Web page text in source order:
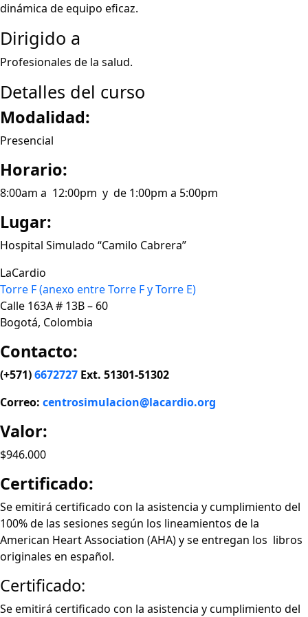
dinámica de equipo eficaz.
Dirigido a
Profesionales de la salud.
Detalles del curso
Modalidad:
Presencial
Horario:
8:00am a 12:00pm y de 1:00pm a 5:00pm
Lugar:
Hospital Simulado “Camilo Cabrera”
LaCardio
Torre F (anexo entre Torre F y Torre E)
Calle 163A # 13B – 60
Bogotá, Colombia
Contacto:
(+571)6672727 Ext. 51301-51302
Correo: centrosimulacion@lacardio.org
Valor:
$946.000
Certificado:
Se emitirá certificado con la asistencia y cumplimiento del
100% de las sesiones según los lineamientos de la
American Heart Association (AHA) y se entregan los libros
originales en español.
Certificado:
Se emitirá certificado con la asistencia y cumplimiento del